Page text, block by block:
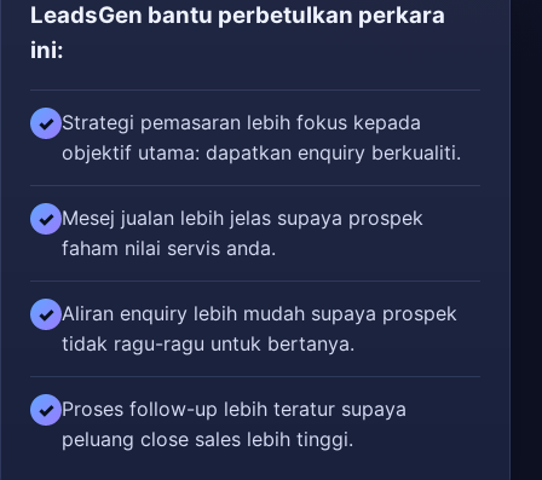
LeadsGen bantu perbetulkan perkara
ini:
✓ Strategi pemasaran lebih fokus kepada
objektif utama: dapatkan enquiry berkualiti.
✓ Mesej jualan lebih jelas supaya prospek
faham nilai servis anda.
✓ Aliran enquiry lebih mudah supaya prospek
tidak ragu-ragu untuk bertanya.
✓ Proses follow-up lebih teratur supaya
peluang close sales lebih tinggi.